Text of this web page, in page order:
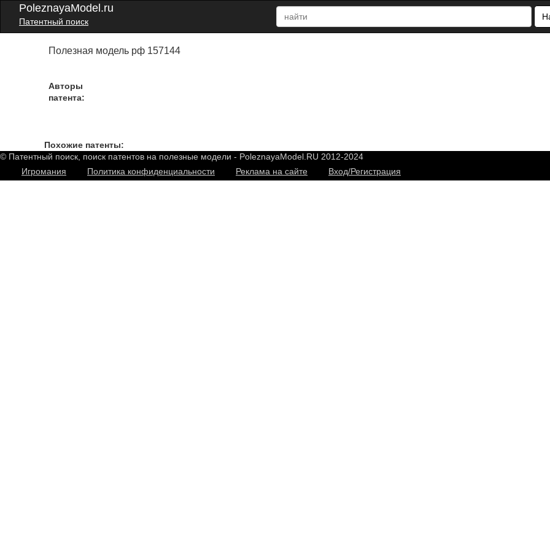
PoleznayaModel.ru
Патентный поиск
Полезная модель рф 157144
Авторы
патента:
Похожие патенты:
© Патентный поиск, поиск патентов на полезные модели - PoleznayaModel.RU 2012-2024
Игромания
Политика конфиденциальности Реклама на сайте Вход/Регистрация